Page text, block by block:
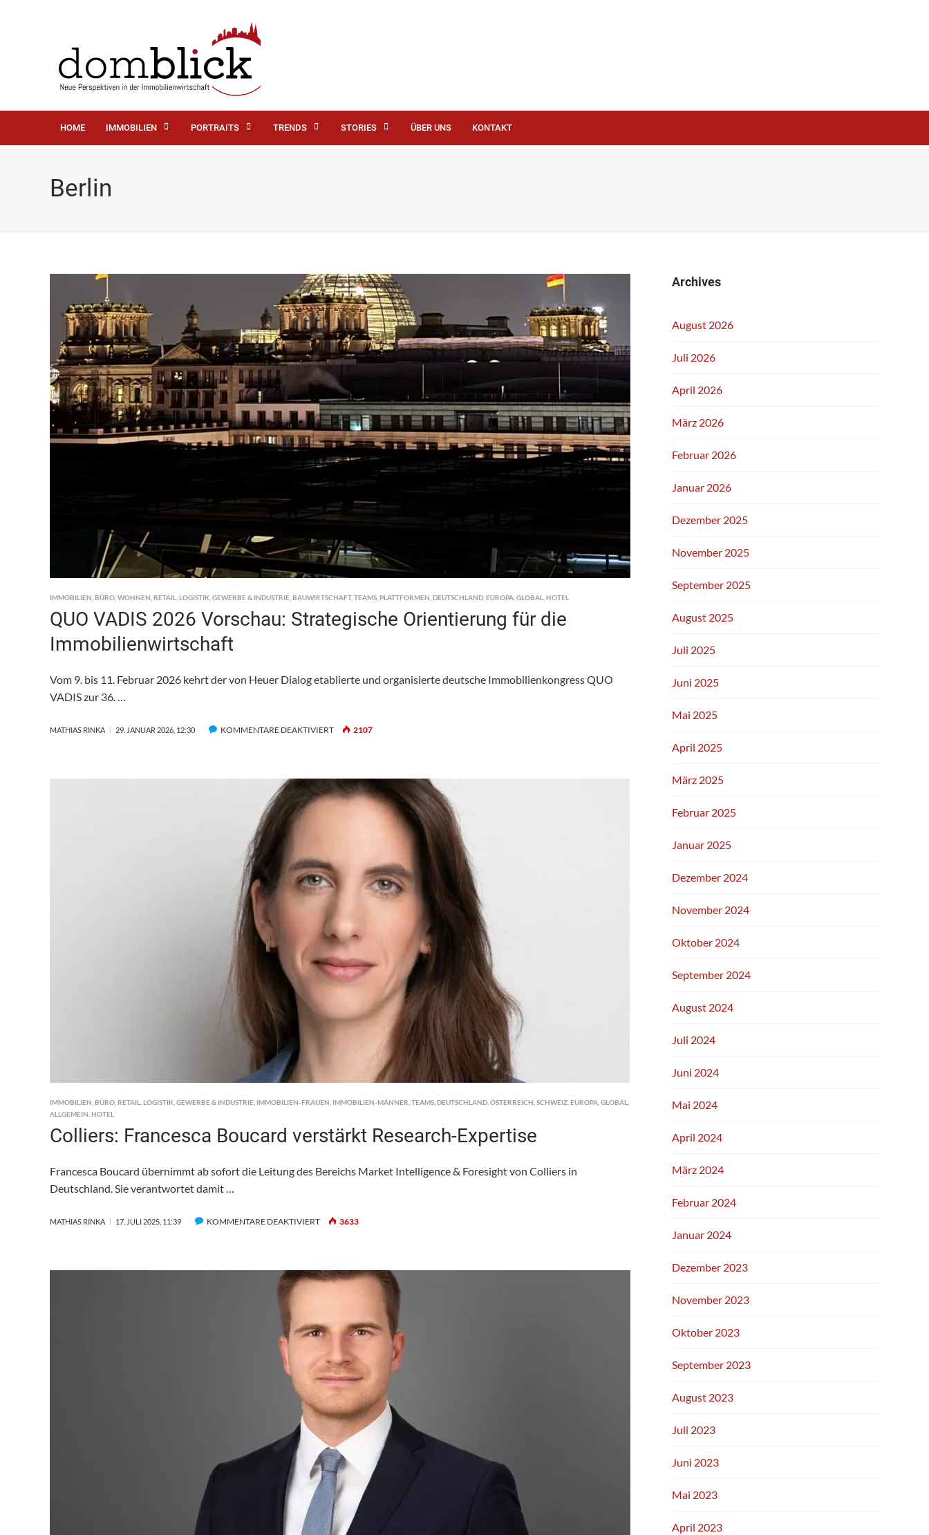
HOME IMMOBILIEN PORTRAITS TRENDS STORIES ÜBER UNS KONTAKT
Berlin
IMMOBILIEN BÜRO WOHNEN RETAIL LOGISTIK GEWERBE & INDUSTRIE BAUWIRTSCHAFT, TEAMS PLATTFORMEN DEUTSCHLAND EUROPA GLOBAL HOTEL
QUO VADIS 2026 Vorschau: Strategische Orientierung für die
Immobilienwirtschaft
Vom 9. bis 11. Februar 2026 kehrt der von Heuer Dialog etablierte und organisierte deutsche Immobilienkongress QUO
VADIS zur 36. …
MATHIAS RINKA 29. JANUAR 2026, 12:30 KOMMENTARE DEAKTIVIERTFÜR
VORSCHAU:
STRATEGISCHE
ORIENTIERUNG
IMMOBILIENWIRTSCHAFT
2107
IMMOBILIEN BÜRO RETAIL LOGISTIK GEWERBE & INDUSTRIE IMMOBILIEN-FRAUEN IMMOBILIEN-MÄNNER TEAMS DEUTSCHLAND ÖSTERREICH SCHWEIZ EUROPA GLOBAL
ALLGEMEIN HOTEL
Colliers: Francesca Boucard verstärkt Research-Expertise
Francesca Boucard übernimmt ab sofort die Leitung des Bereichs Market Intelligence & Foresight von Colliers in
Deutschland. Sie verantwortet damit …
MATHIAS RINKA 17. JULI 2025, 11:39 KOMMENTARE DEAKTIVIERTFÜR
VERSTÄRKT
3633
Archives
August 2026
Juli 2026
April 2026
März 2026
Februar 2026
Januar 2026
Dezember 2025
November 2025
September 2025
August 2025
Juli 2025
Juni 2025
Mai 2025
April 2025
März 2025
Februar 2025
Januar 2025
Dezember 2024
November 2024
Oktober 2024
September 2024
August 2024
Juli 2024
Juni 2024
Mai 2024
April 2024
März 2024
Februar 2024
Januar 2024
Dezember 2023
November 2023
Oktober 2023
September 2023
August 2023
Juli 2023
Juni 2023
Mai 2023
April 2023